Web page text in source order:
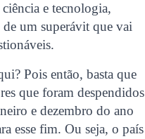
e tecnologia,
um superávit que vai
Pois então, basta que
que foram despendidos
e dezembro do ano
esse fim. Ou seja, o país